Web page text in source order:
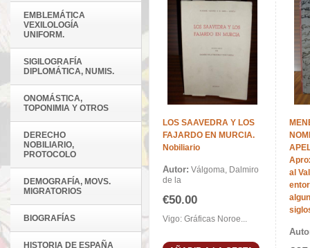
EMBLEMÁTICA
VEXILOLOGÍA
UNIFORM.
SIGILOGRAFÍA
DIPLOMÁTICA, NUMIS.
ONOMÁSTICA,
TOPONIMIA Y OTROS
DERECHO
NOBILIARIO,
PROTOCOLO
DEMOGRAFÍA, MOVS.
MIGRATORIOS
BIOGRAFÍAS
HISTORIA DE ESPAÑA
LOS SAAVEDRA Y LOS
FAJARDO EN MURCIA.
Nobiliario
Autor: Válgoma, Dalmiro
de la
€50.00
Vigo: Gráficas Noroe...
al